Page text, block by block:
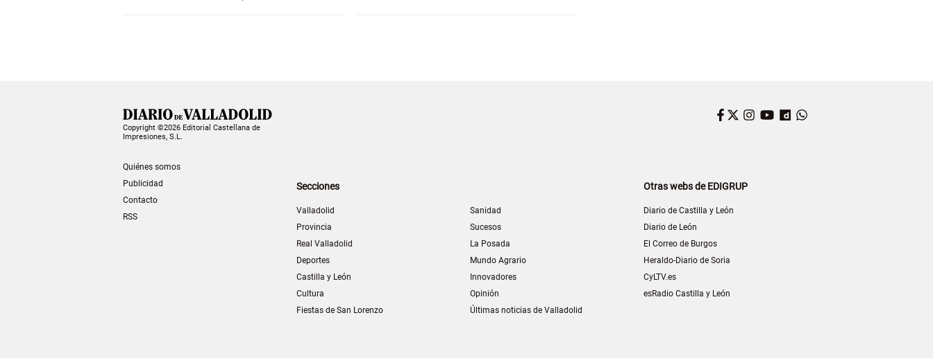
Copyright ©2026 Editorial Castellana de
Impresiones, S.L.
Quiénes somos
Publicidad
Contacto
RSS
Facebook
Twitter
Instagram
YouTube
Dailymotion
Secciones
Valladolid
Provincia
Real Valladolid
Deportes
Castilla y León
Cultura
Fiestas de San Lorenzo
Sanidad
Sucesos
La Posada
Mundo Agrario
Innovadores
Opinión
Últimas noticias de Valladolid
Otras webs de EDIGRUP
Diario de Castilla y León
Diario de León
El Correo de Burgos
Heraldo-Diario de Soria
CyLTV.es
esRadio Castilla y León